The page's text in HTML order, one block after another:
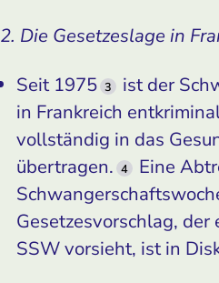
2. Die Gesetzeslage in
Seit 1975 3
ist der
in Frankreich
vollständig in das
übertragen. 4
Eine
Gesetzesvorschlag, der
SSW vorsieht, ist in